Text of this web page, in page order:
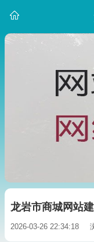
龙岩市商城网站
2026-03-26 22:34:18